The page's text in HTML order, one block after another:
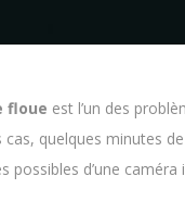
floue est l’un des
quelques minutes
d’une